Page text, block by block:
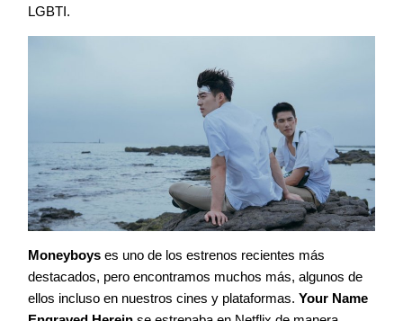
LGBTI.
Moneyboys es uno de los estrenos recientes más
destacados, pero encontramos muchos más, algunos de
ellos incluso en nuestros cines y plataformas. Your Name